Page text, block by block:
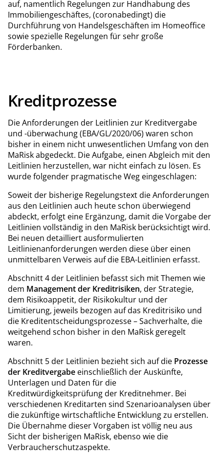
auf, namentlich Regelungen zur Handhabung des
Immobiliengeschäftes, (coronabedingt) die
Durchführung von Handelsgeschäften im Homeoffice
sowie spezielle Regelungen für sehr große
Förderbanken.
Kreditprozesse
Die Anforderungen der Leitlinien zur Kreditvergabe
und -überwachung (EBA/GL/2020/06) waren schon
bisher in einem nicht unwesentlichen Umfang von den
MaRisk abgedeckt. Die Aufgabe, einen Abgleich mit den
Leitlinien herzustellen, war nicht einfach zu lösen. Es
wurde folgender pragmatische Weg eingeschlagen:
Soweit der bisherige Regelungstext die Anforderungen
aus den Leitlinien auch heute schon überwiegend
abdeckt, erfolgt eine Ergänzung, damit die Vorgabe der
Leitlinien vollständig in den MaRisk berücksichtigt wird.
Bei neuen detailliert ausformulierten
Leitlinienanforderungen werden diese über einen
unmittelbaren Verweis auf die EBA-Leitlinien erfasst.
Abschnitt 4 der Leitlinien befasst sich mit Themen wie
dem Management der Kreditrisiken, der Strategie,
dem Risikoappetit, der Risikokultur und der
Limitierung, jeweils bezogen auf das Kreditrisiko und
die Kreditentscheidungsprozesse – Sachverhalte, die
weitgehend schon bisher in den MaRisk geregelt
waren.
Abschnitt 5 der Leitlinien bezieht sich auf die Prozesse
der Kreditvergabe einschließlich der Auskünfte,
Unterlagen und Daten für die
Kreditwürdigkeitsprüfung der Kreditnehmer. Bei
verschiedenen Kreditarten sind Szenarioanalysen über
die zukünftige wirtschaftliche Entwicklung zu erstellen.
Die Übernahme dieser Vorgaben ist völlig neu aus
Sicht der bisherigen MaRisk, ebenso wie die
Verbraucherschutzaspekte.